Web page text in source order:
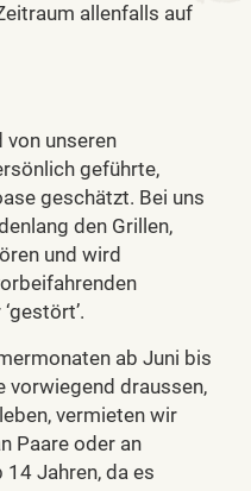
allenfalls auf
von unseren
geführte,
geschätzt. Bei uns
den Grillen,
und wird
ab Juni bis
vorwiegend draussen,
vermieten wir
Paare oder an
Jahren, da es